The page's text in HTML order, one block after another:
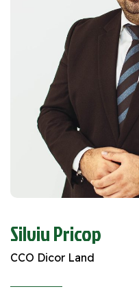
Silviu Pricop
CCO Dicor Land